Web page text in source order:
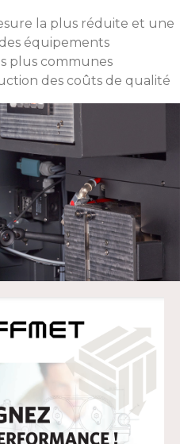
la plus réduite et une
équipements
plus communes
des coûts de qualité